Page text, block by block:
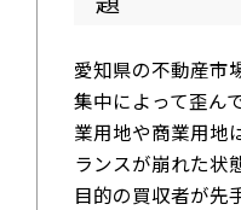
愛知県の不動産市
集中によって歪ん
業用地や商業用地
ランスが崩れた状
目的の買収者が先